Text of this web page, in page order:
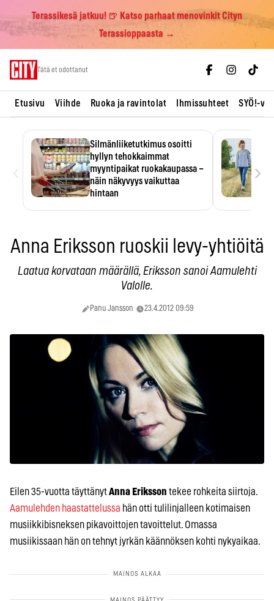
Terassikesä jatkuu! 🍺 Katso parhaat menovinkit Cityn
Terassioppaasta →
Tätä et odottanut
Etusivu Viihde Ruoka ja ravintolat Ihmissuhteet SYÖ!-
Silmänliiketutkimus osoitti
hyllyn tehokkaimmat
myyntipaikat ruokakaupassa –
näin näkyvyys vaikuttaa
hintaan
›
Anna Eriksson ruoskii levy-yhtiöitä
Laatua korvataan määrällä, Eriksson sanoi Aamulehti
Valolle.
Panu Jansson 23.4.2012 09:59
Eilen 35-vuotta täyttänytAnna Eriksson tekee rohkeita siirtoja.
Aamulehden haastattelussa hän otti tulilinjalleen kotimaisen
musiikkibisneksen pikavoittojen tavoittelut. Omassa
musiikissaan hän on tehnyt jyrkän käännöksen kohti nykyaikaa.